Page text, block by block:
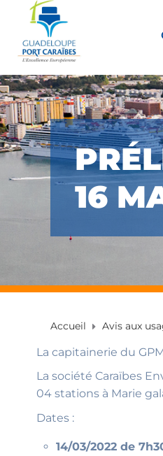
16
Accueil Avis aux
La capitainerie du
La société Caraïbes
04 stations à Marie
Dates :
14/03/2022 de